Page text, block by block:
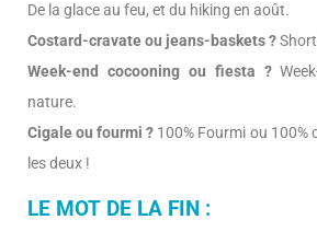
De la glace au feu, et du hiking en août.
Costard-cravate ou jeans-baskets ?
Week-end cocooning ou fiesta ?
nature.
Cigale ou fourmi ? 100% Fourmi ou 100%
les deux !
LE MOT DE LA FIN :